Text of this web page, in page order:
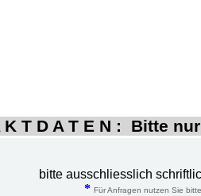
K T D A T E N : Bitte
bitte ausschliesslich
* Für Anfragen nutzen Sie